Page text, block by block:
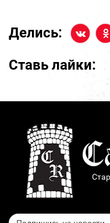
Делись:
Ставь лайки: